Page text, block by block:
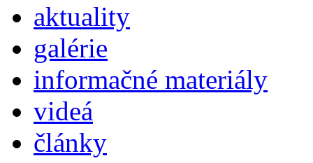
aktuality
galérie
informačné materiály
videá
články